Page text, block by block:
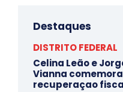
Destaques
DISTRITO FEDERAL
Celina Leão e
Vianna
recuperaçao